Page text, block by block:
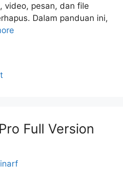
video, pesan, dan file
Dalam panduan ini,
Full Version